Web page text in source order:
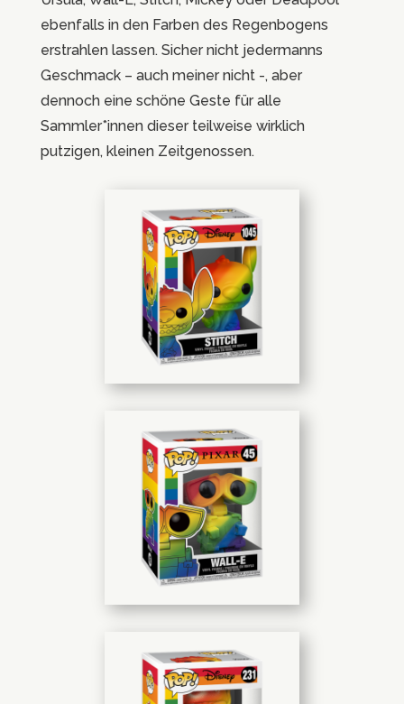
ebenfalls in den Farben des Regenbogens
erstrahlen lassen. Sicher nicht jedermanns
Geschmack – auch meiner nicht -, aber
dennoch eine schöne Geste für alle
Sammler*innen dieser teilweise wirklich
putzigen, kleinen Zeitgenossen.